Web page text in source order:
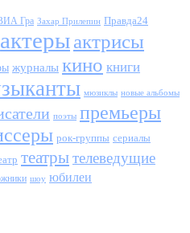
Гра Захар Прилепин Правда24
актерыактрисы
журналы кино книги
мюзиклы новые альбомы
поэты премьеры
рок-группы сериалы
театрытелеведущие
шоу юбилеи